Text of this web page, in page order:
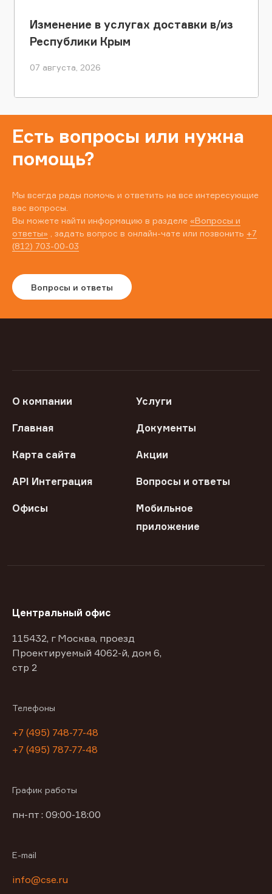
Изменение в услугах доставки в/из
Республики Крым
07 августа, 2026
Есть вопросы или нужна
помощь?
Мы всегда рады помочь и ответить на все интересующие
вас вопросы.
Вы можете найти информацию в разделе «Вопросы и
ответы» , задать вопрос в онлайн-чате или позвонить +7
(812) 703-00-03
Вопросы и ответы
О компании Услуги
Главная Документы
Карта сайта Акции
API Интеграция Вопросы и ответы
Офисы
Мобильное
приложение
Центральный офис
115432, г Москва, проезд
Проектируемый 4062-й, дом 6,
стр 2
Телефоны
+7 (495) 748-77-48
+7 (495) 787-77-48
График работы
пн-пт : 09:00-18:00
E-mail
info@cse.ru